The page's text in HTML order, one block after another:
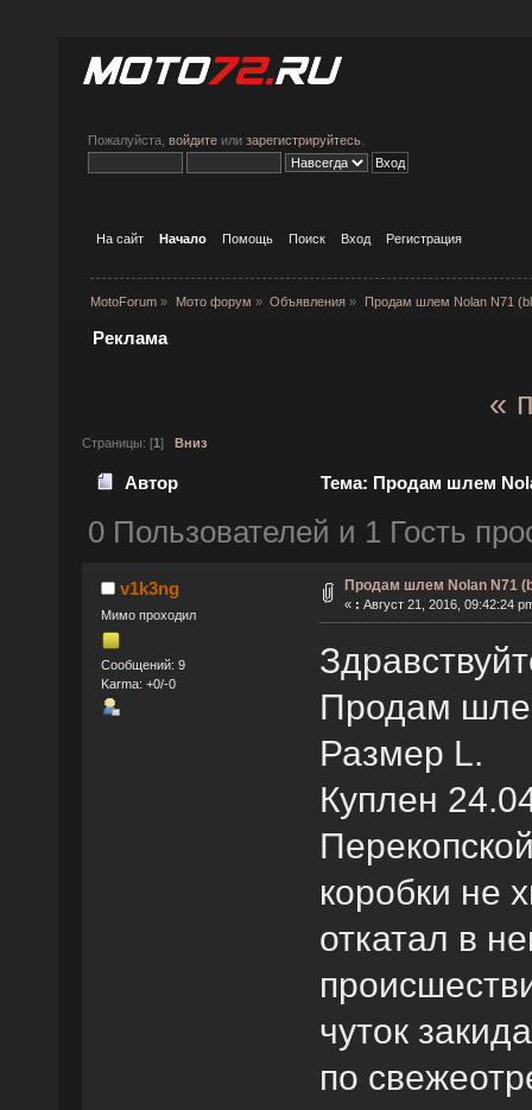
Пожалуйста, войдите или зарегистрируйтесь
На сайт Начало Помощь Поиск Вход Регистрация
MotoForum » Мото форум » Объявления » Продам шлем Nolan N71
Реклама
«
Страницы: [1] Вниз
Автор Тема: Продам шлем
0 Пользователей и 1 Гость
v1k3ng
Мимо проходил
Сообщений: 9
Karma: +0/-0
Продам шлем Nolan N71
« : Август 21, 2016, 09:42:24
Продам
Размер L.
Куплен
коробки не
откатал в
чуток
по